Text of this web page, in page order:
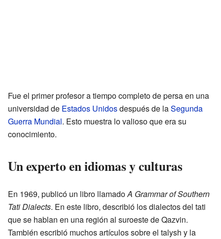
Fue el primer profesor a tiempo completo de persa en una
universidad de Estados Unidosdespués de laSegunda
Guerra Mundial. Esto muestra lo valioso que era su
conocimiento.
Un experto en idiomas y culturas
En 1969, publicó un libro llamadoA Grammar of Southern
Tati Dialects. En este libro, describió los dialectos del tati
que se hablan en una región al suroeste de Qazvin.
También escribió muchos artículos sobre el talysh y la